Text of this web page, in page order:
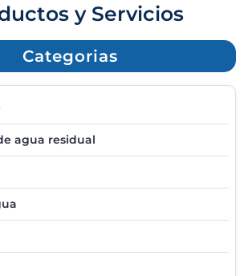
y Servicios
Categorias
agua residual